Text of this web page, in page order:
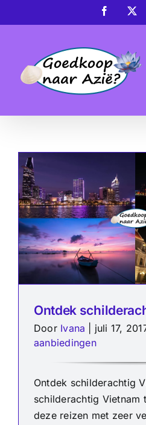
naar
Facebook
Ontdek
Door Ivana juli 17,
aanbiedingen
Ontdek schilderachtig
schilderachtig Vietnam
deze reizen met zeer